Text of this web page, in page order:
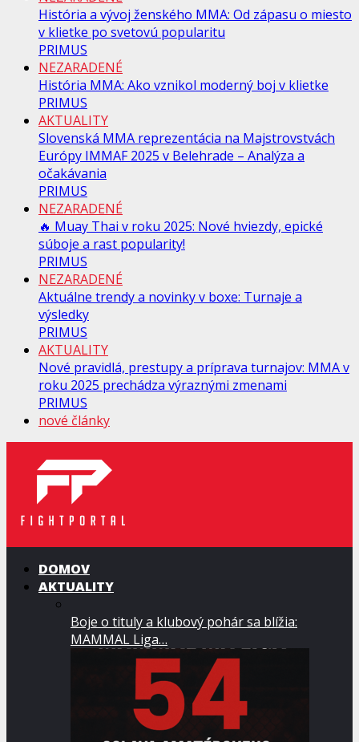
História a vývoj ženského MMA: Od zápasu o miesto
v klietke po svetovú popularitu
PRIMUS
NEZARADENÉ
História MMA: Ako vznikol moderný boj v klietke
PRIMUS
AKTUALITY
Slovenská MMA reprezentácia na Majstrovstvách
Európy IMMAF 2025 v Belehrade – Analýza a
očakávania
PRIMUS
NEZARADENÉ
🔥 Muay Thai v roku 2025: Nové hviezdy, epické
súboje a rast popularity!
PRIMUS
NEZARADENÉ
Aktuálne trendy a novinky v boxe: Turnaje a
výsledky
PRIMUS
AKTUALITY
Nové pravidlá, prestupy a príprava turnajov: MMA v
roku 2025 prechádza výraznými zmenami
PRIMUS
nové články
DOMOV
AKTUALITY
Boje o tituly a klubový pohár sa blížia:
MAMMAL Liga…